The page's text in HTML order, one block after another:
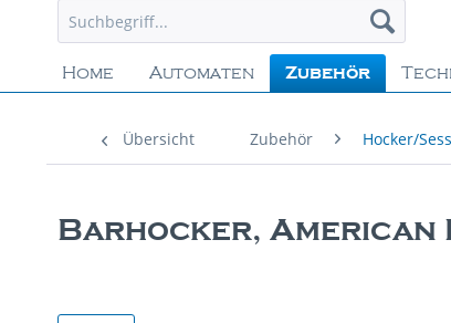
Home Automaten Zubehör
Übersicht Zubehör Hocker/
Barhocker,